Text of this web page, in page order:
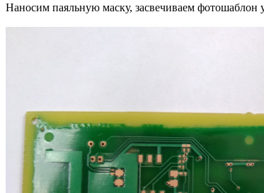
Наносим паяльную маску, засвечиваем фотошаблон